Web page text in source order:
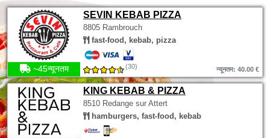
SEVIN KEBAB PIZZA
8805 Rambrouch
fast-food, kebab, pizza
~45न्यूनतम (30) न्यूनतम: 40.00 €
KING KEBAB & PIZZA
8510 Redange sur Attert
hamburgers, fast-food, kebab